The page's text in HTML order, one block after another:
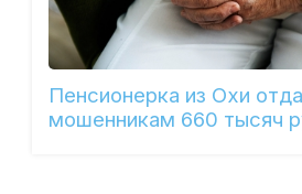
Пенсионерка из Охи
мошенникам 660 тысяч